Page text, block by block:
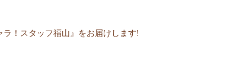
！スタッフ福山』をお届けします!